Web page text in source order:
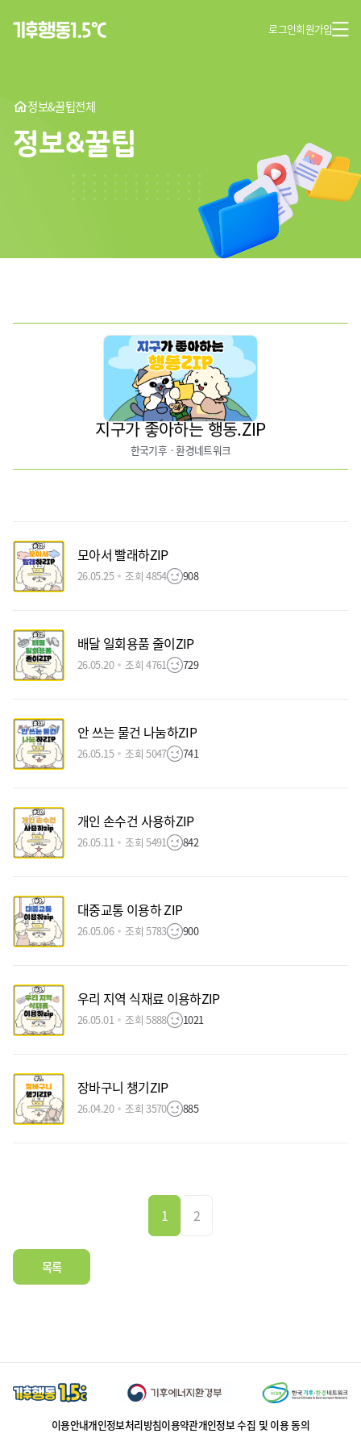
로그인회원가입
정보&꿀팁전체
정보&꿀팁
지구가 좋아하는 행동.ZIP
한국기후ㆍ환경네트워크
모아서 빨래하ZIP
26.05.25 조회 4854 908
배달 일회용품 줄이ZIP
26.05.20 조회 4761 729
안 쓰는 물건 나눔하ZIP
26.05.15 조회 5047 741
개인 손수건 사용하ZIP
26.05.11 조회 5491 842
대중교통 이용하 ZIP
26.05.06 조회 5783 900
우리 지역 식재료 이용하ZIP
26.05.01 조회 5888 1021
장바구니 챙기ZIP
26.04.20 조회 3570 885
1 2
목록
이용안내개인정보처리방침이용약관개인정보 수집 및 이용 동의